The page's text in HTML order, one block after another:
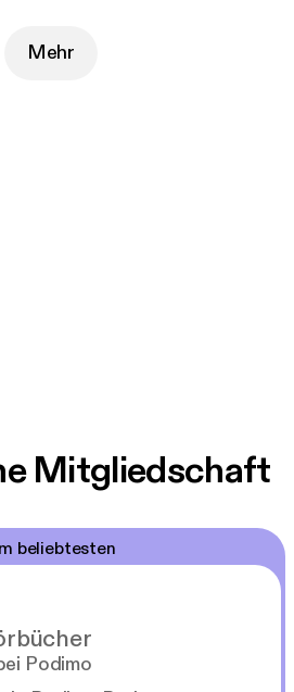
Mehr
Mitgliedschaft
beliebtesten
Podimo